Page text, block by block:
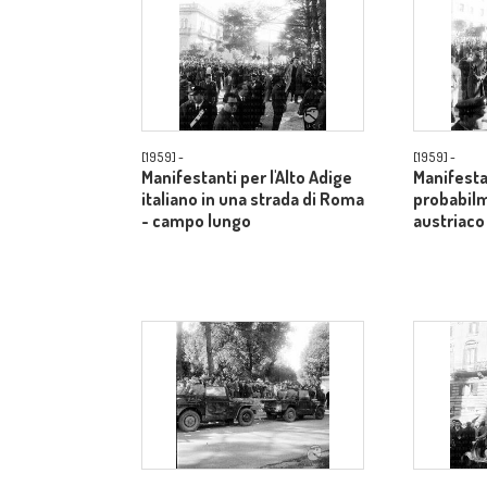
[1959] -
Manifestanti per l'Alto Adige
italiano in una strada di Roma
- campo lungo
[1959] -